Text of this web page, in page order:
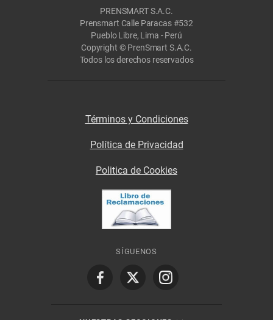
PRENSMART S.A.C.
Prensmart Calle Paracas #532
Pueblo Libre, Lima - Perú
Copyright © PrenSmart S.A.C.
Todos los derechos reservados
Términos y Condiciones
Política de Privacidad
Politica de Cookies
SÍGUENOS